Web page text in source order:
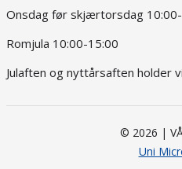
Onsdag før skjærtorsdag
Romjula 10:00-15:00
Julaften og nyttårsaften holder
© 2026 |
Uni